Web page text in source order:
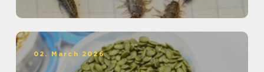
02. March 2026